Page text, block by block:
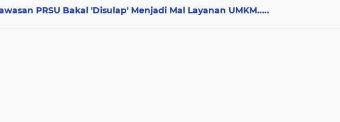
PRSU Bakal 'Disulap' Menjadi Mal Layanan UMKM.....